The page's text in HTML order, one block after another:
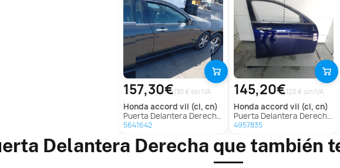
157,30€130 € sin IVA
honda accord vii (cl, cn)
Puerta Delantera Derecha para Honda Accord Vii (Cl, Cn)
5641642
145,20€120 € sin IVA
honda accord vii (cl, cn)
Puerta Delantera Derecha para Honda Accord Vii (Cl, Cn)
4957835
Delantera Derecha que también